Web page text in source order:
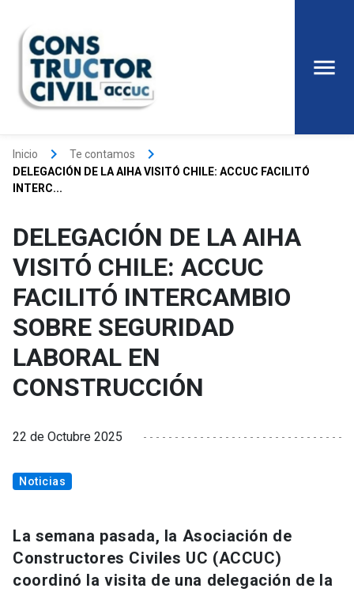
Inicio keyboard_arrow_right Te contamos keyboard_arrow_right
DELEGACIÓN DE LA AIHA VISITÓ CHILE: ACCUC FACILITÓ
INTERC...
DELEGACIÓN DE LA AIHA
VISITÓ CHILE: ACCUC
FACILITÓ INTERCAMBIO
SOBRE SEGURIDAD
LABORAL EN
CONSTRUCCIÓN
22 de Octubre 2025
Noticias
La semana pasada, la Asociación de
Constructores Civiles UC (ACCUC)
coordinó la visita de una delegación de la